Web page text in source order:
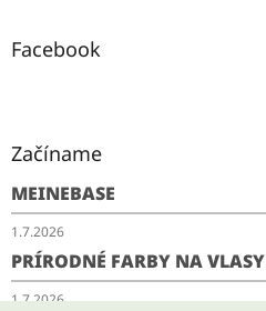
Facebook
Začíname
MEINEBASE
1.7.2026
PRÍRODNÉ FARBY NA VLASY
1.7.2026